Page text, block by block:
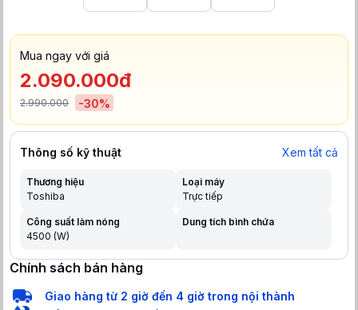
Mua ngay với giá
2.090.000đ
2.990.000 -30%
Thông số kỹ thuật Xem tất cả
Thương hiệu
Toshiba
Loại máy
Trực tiếp
Công suất làm nóng
4500 (W)
Dung tích bình chứa
Chính sách bán hàng
Giao hàng từ 2 giờ đến 4 giờ trong nội thành